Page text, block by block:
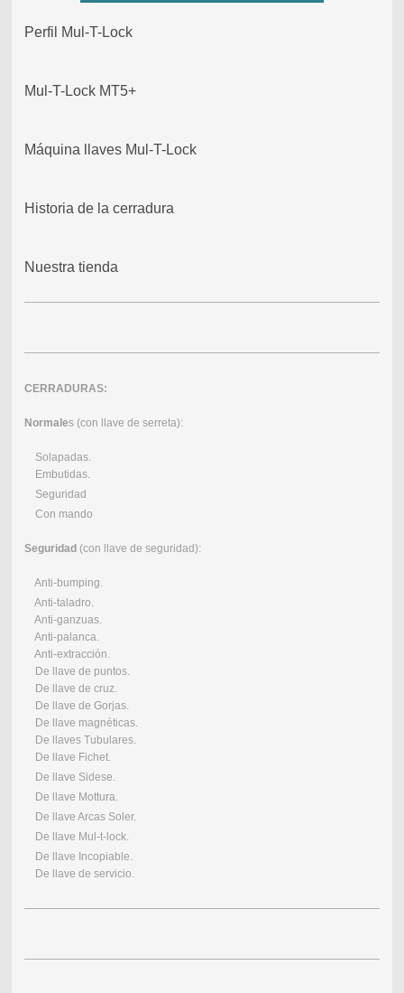
Perfil Mul-T-Lock
Mul-T-Lock MT5+
Máquina llaves Mul-T-Lock
Historia de la cerradura
Nuestra tienda
CERRADURAS:
Normales (con llave de serreta):
Solapadas.
Embutidas.
Seguridad
Con mando
Seguridad(con llave de seguridad):
Anti-bumping.
Anti-taladro.
Anti-ganzuas.
Anti-palanca.
Anti-extracción.
De llave de puntos.
De llave de cruz.
De llave de Gorjas.
De llave magnéticas.
De llaves Tubulares.
De llave Fichet.
De llave Sidese.
De llave Mottura.
De llave Arcas Soler.
De llave Mul-t-lock.
De llave Incopiable.
De llave de servicio.